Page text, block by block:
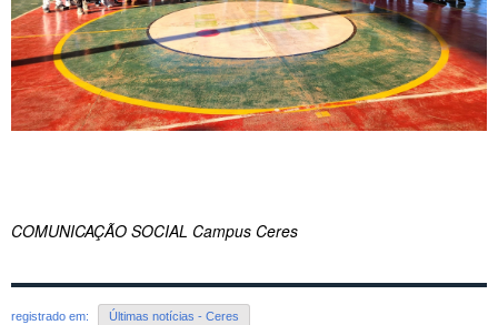
COMUNICAÇÃO SOCIAL Campus Ceres
registrado em: Últimas notícias - Ceres